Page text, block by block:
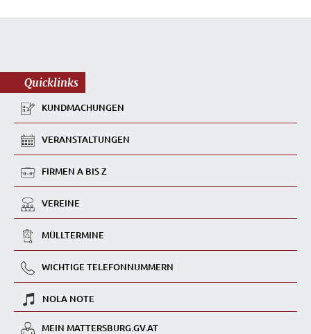
Quicklinks
KUNDMACHUNGEN
VERANSTALTUNGEN
FIRMEN A BIS Z
VEREINE
MÜLLTERMINE
WICHTIGE TELEFONNUMMERN
NOLA NOTE
MEIN MATTERSBURG.GV.AT